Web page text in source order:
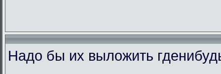
Надо бы их выложить